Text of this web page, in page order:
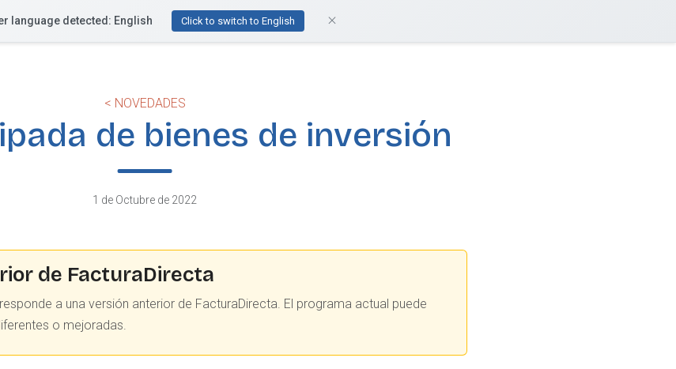
Recursos Precios ¿Te ayudamos?
language detected: English Click to switch to English
< NOVEDADES
de bienes de inversión
1 de Octubre de 2022
de FacturaDirecta
a una versión anterior de FacturaDirecta. El programa actual puede
o mejoradas.